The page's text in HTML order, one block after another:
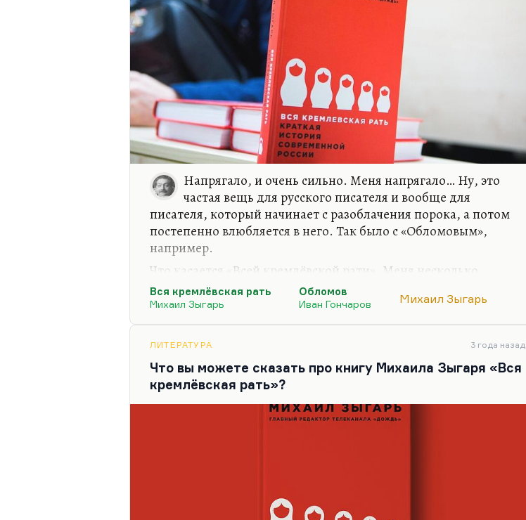
Напрягало, и очень сильно. Меня напрягало… Ну, это
частая вещь для русского писателя и вообще для
писателя, который начинает с разоблачения порока, а потом
постепенно влюбляется в него. Так было с «Обломовым»,
например.
Что касается «Всей кремлёвской рати». Меня несколько
напрягает там восторг автора по поводу всей той мерзости,
которую он описывает. Он своими персонажами восхищается
Гордится тем, что вот ещё и это он знает. Гордится этими
людьми, которые действительно ставят некоторые рекорды в
истории России — рекорды мерзости, но тем не менее ведь и
это так приятно, так интересно. В общем-то, эта книга вызвала
у меня ощущение…
Вся кремлёвская рать
Михаил Зыгарь
Обломов
Иван Гончаров
Михаил Зыгарь
ЛИТЕРАТУРА 3 года назад
Что вы можете сказать про книгу Михаила Зыгаря «Вся
кремлёвская рать»?